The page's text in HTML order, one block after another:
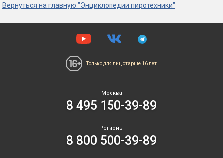
Вернуться на главную "Энциклопедии пиротехники"
Только для лиц старше 16 лет
Москва
8 495 150-39-89
Регионы
8 800 500-39-89